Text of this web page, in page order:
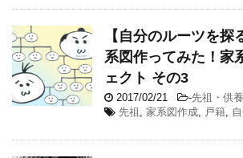
【自分のルーツを探
系図作ってみた！家
ェクト その3
2017/02/21 -先祖・供養
先祖 , 家系図作成, 戸籍,